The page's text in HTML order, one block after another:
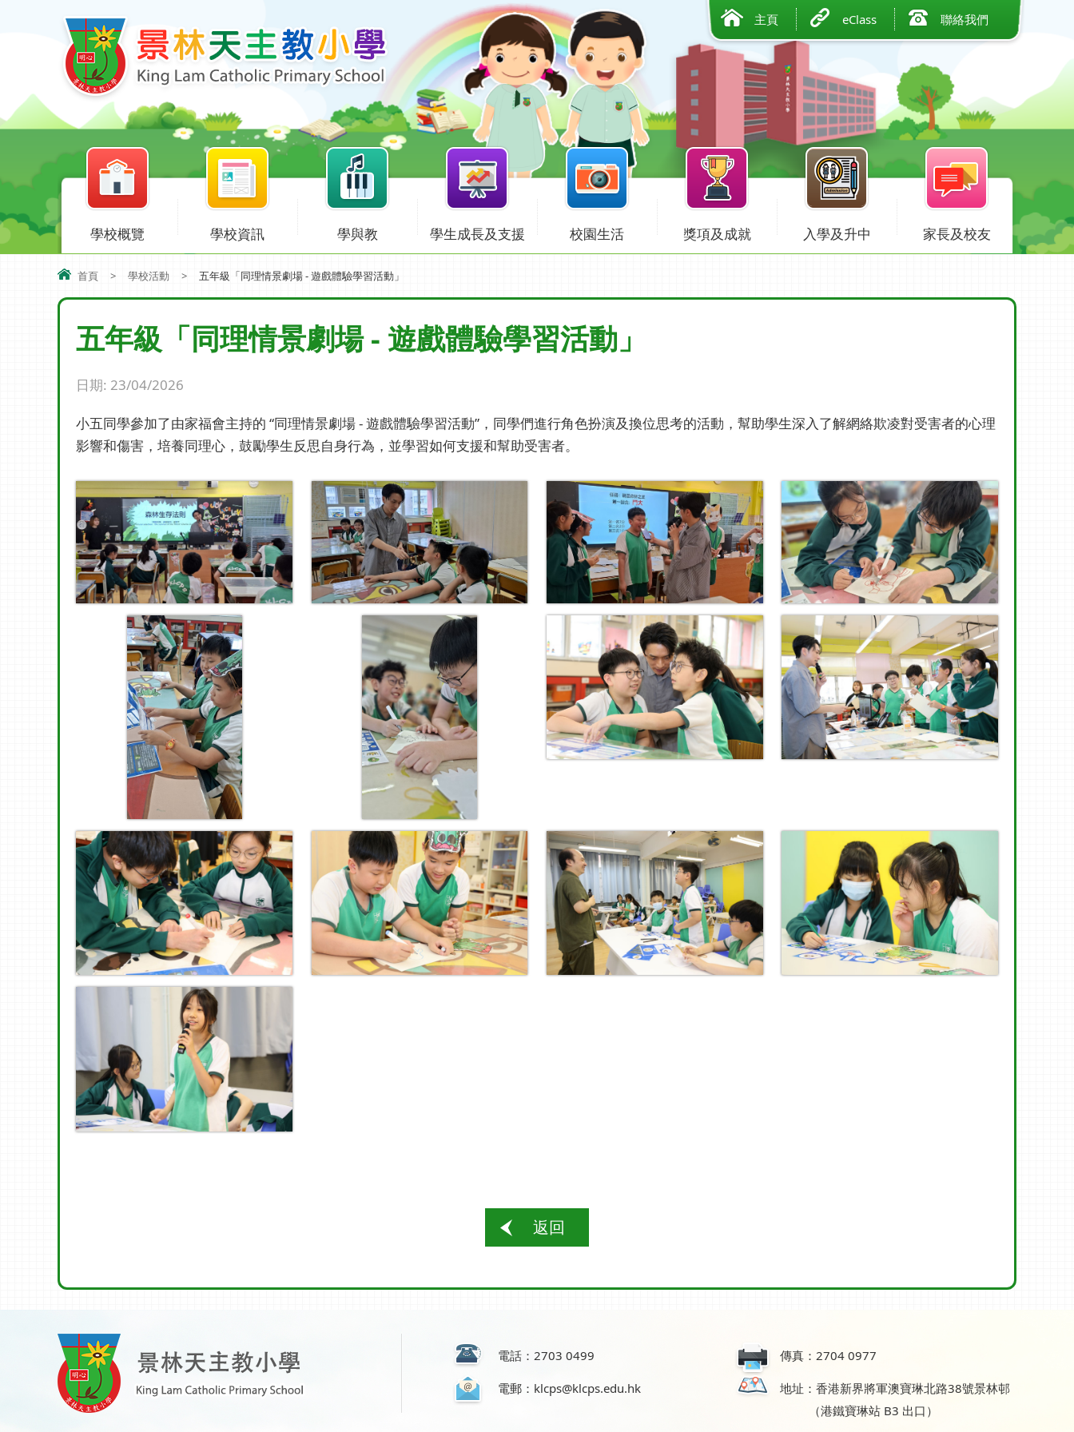
主頁 eClass 聯絡我們
學校概覽 學校資訊 學與教 學生成長及支援 校園生活 獎項及成就 入學及升中 家長及校友
首頁 > 學校活動 > 五年級「同理情景劇場 - 遊戲體驗學習活動」
五年級「同理情景劇場 - 遊戲體驗學習活動」
日期: 23/04/2026
小五同學參加了由家福會主持的 “同理情景劇場 - 遊戲體驗學習活動”，同學們進行角色扮演及換位思考的活動，幫助學生深入了解網絡欺凌對受害者的心理
影響和傷害，培養同理心，鼓勵學生反思自身行為，並學習如何支援和幫助受害者。
返回
電話：2703 0499 傳真：2704 0977
電郵：klcps@klcps.edu.hk
地址：香港新界將軍澳寶琳北路38號景林邨
（港鐵寶琳站 B3 出口）